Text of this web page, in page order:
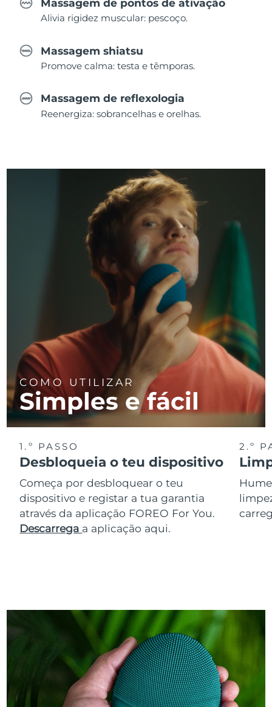
Massagem de pontos de ativação
Alivia rigidez muscular: pescoço.
Massagem shiatsu
Promove calma: testa e têmporas.
Massagem de reflexologia
Reenergiza: sobrancelhas e orelhas.
COMO UTILIZAR
Simples e fácil
1.º PASSO
Desbloqueia o teu dispositivo
Começa por desbloquear o teu
dispositivo e registar a tua garantia
através da aplicação FOREO For You.
Descarrega a aplicação aqui.
2.º